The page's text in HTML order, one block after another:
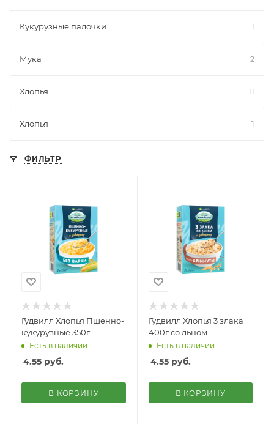
Кукурузные палочки 1
Мука 2
Хлопья 11
Хлопья 1
ФИЛЬТР
Гудвилл Хлопья Пшенно-
кукурузные 350г
Есть в наличии
4.55 руб.
В КОРЗИНУ
Гудвилл Хлопья 3 злака
400г со льном
Есть в наличии
4.55руб.
В КОРЗИНУ